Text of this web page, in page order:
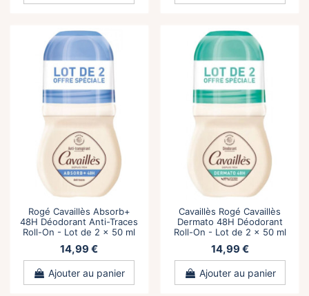
Rogé Cavaillès Absorb+
48H Déodorant Anti-Traces
Roll-On - Lot de 2 x 50 ml
14,99 €
Ajouter au panier
Cavaillès Rogé Cavaillès
Dermato 48H Déodorant
Roll-On - Lot de 2 x 50 ml
14,99 €
Ajouter au panier